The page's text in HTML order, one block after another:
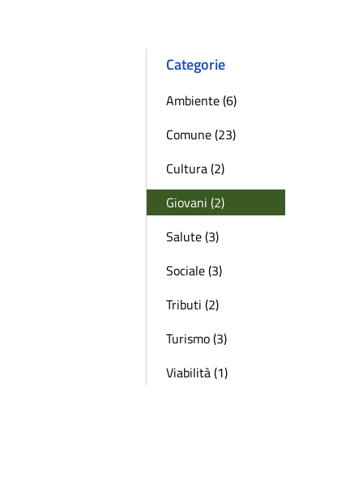
Categorie
Ambiente (6)
Comune (23)
Cultura (2)
Giovani (2)
Salute (3)
Sociale (3)
Tributi (2)
Turismo (3)
Viabilità (1)